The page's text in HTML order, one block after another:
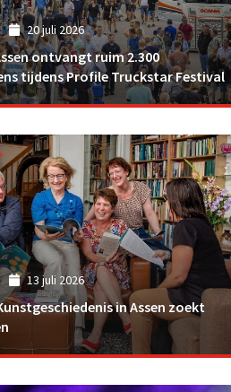
20 juli 2026
ontvangt ruim 2.300
tijdens Profile Truckstar Festival
13 juli 2026
in Assen zoekt